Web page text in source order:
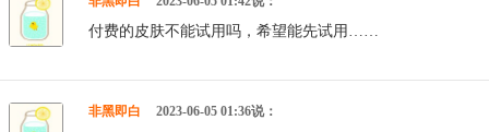
付费的皮肤不能试用吗，希望能先试用……
非黑即白 2023-06-05 01:36说：